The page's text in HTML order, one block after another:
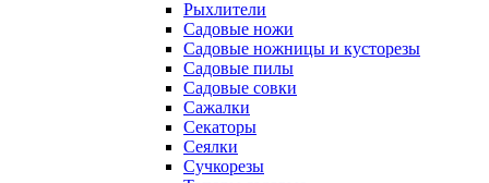
Рыхлители
Садовые ножи
Садовые ножницы и кусторезы
Садовые пилы
Садовые совки
Сажалки
Секаторы
Сеялки
Сучкорезы